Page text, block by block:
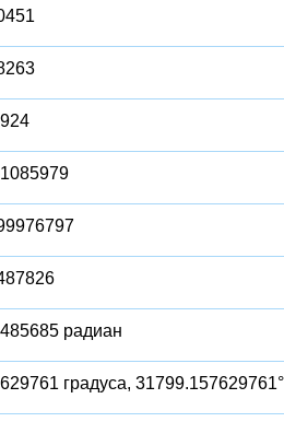
радиан
градуса, 31799.157629761°